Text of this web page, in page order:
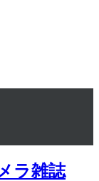
ラ雑誌